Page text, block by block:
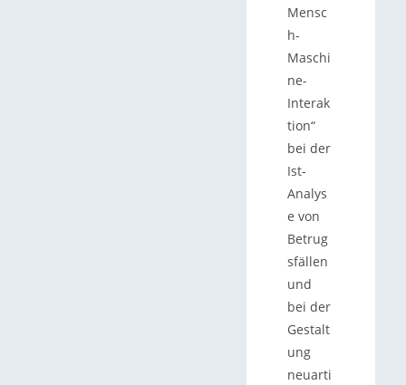
Mensc
h-
Maschi
ne-
Interak
tion“
bei der
Ist-
Analys
e von
Betrug
sfällen
und
bei der
Gestalt
ung
neuarti